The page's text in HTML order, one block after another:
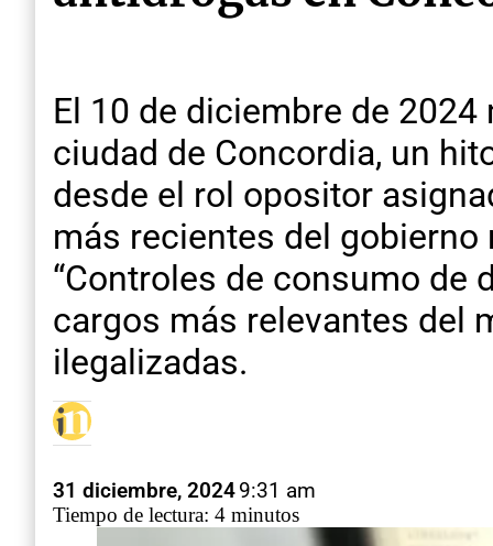
El 10 de diciembre de
ciudad de Concordia, un
desde el rol opositor
más recientes del
“Controles de consumo de
cargos más relevantes del
ilegalizadas.
31 diciembre, 20249:31 am
Tiempo de lectura: 4 minutos